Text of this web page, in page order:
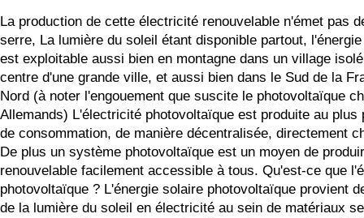
La production de cette électricité renouvelable n'émet pas
serre, La lumière du soleil étant disponible partout,
est exploitable aussi bien en montagne dans un village
centre d'une grande ville, et aussi bien dans le Sud de la
Nord (à noter l'engouement que suscite le photovoltaïque
Allemands) L'électricité photovoltaïque est produite au plus
de consommation, de manière décentralisée, directement
De plus un système photovoltaïque est un moyen de
renouvelable facilement accessible à tous. Qu'est-ce que
photovoltaïque ? L'énergie solaire photovoltaïque provient
de la lumière du soleil en électricité au sein de matériaux